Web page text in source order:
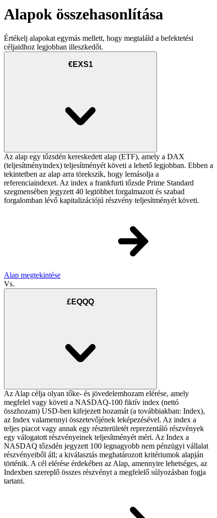
Alapok összehasonlítása
Értékelj alapokat egymás mellett, hogy megtaláld a befektetési
céljaidhoz legjobban illeszkedőt.
€EXS1
Az alap egy tőzsdén kereskedett alap (ETF), amely a DAX
(teljesítményindex) teljesítményét követi a lehető legjobban. Ebben a
tekintetben az alap arra törekszik, hogy lemásolja a
referenciaindexet. Az index a frankfurti tőzsde Prime Standard
szegmensében jegyzett 40 legtöbbet forgalmazott és szabad
forgalomban lévő kapitalizációjú részvény teljesítményét követi.
Alap megtekintése
Vs.
£EQQQ
Az Alap célja olyan tőke- és jövedelemhozam elérése, amely
megfelel vagy követi a NASDAQ-100 fiktív index (nettó
összhozam) USD-ben kifejezett hozamát (a továbbiakban: Index),
az Index valamennyi összetevőjének leképezésével. Az index a
teljes piacot vagy annak egy részterületét reprezentáló részvények
egy válogatott részvényeinek teljesítményét méri. Az Index a
NASDAQ tőzsdén jegyzett 100 legnagyobb nem pénzügyi vállalat
részvényeiből áll; a kiválasztás meghatározott kritériumok alapján
történik. A cél elérése érdekében az Alap, amennyire lehetséges, az
Indexben szereplő összes részvényt a megfelelő súlyozásban fogja
tartani.